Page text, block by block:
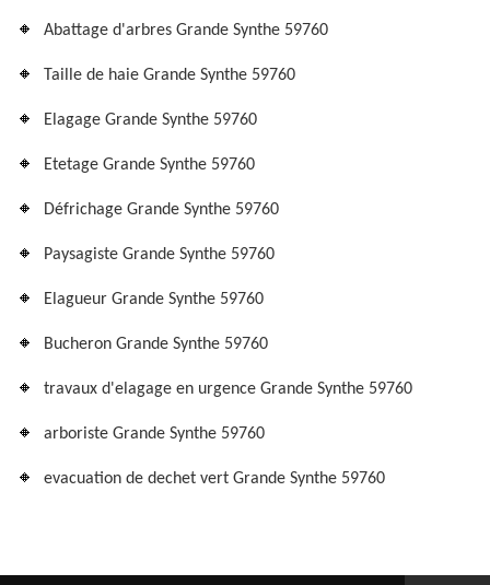
Abattage d'arbres Grande Synthe 59760
Taille de haie Grande Synthe 59760
Elagage Grande Synthe 59760
Etetage Grande Synthe 59760
Défrichage Grande Synthe 59760
Paysagiste Grande Synthe 59760
Elagueur Grande Synthe 59760
Bucheron Grande Synthe 59760
travaux d'elagage en urgence Grande Synthe 59760
arboriste Grande Synthe 59760
evacuation de dechet vert Grande Synthe 59760